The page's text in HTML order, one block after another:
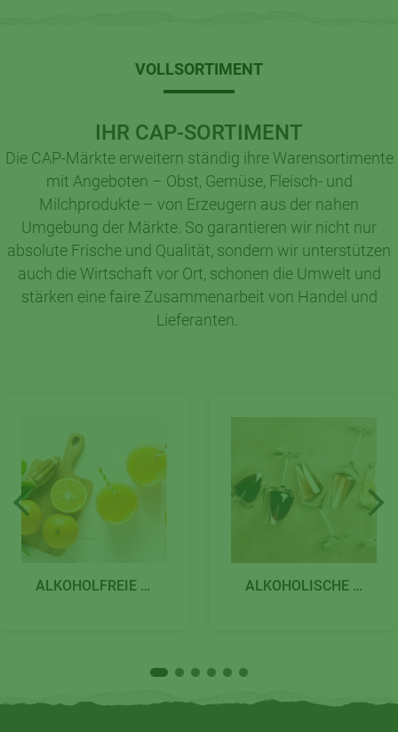
VOLLSORTIMENT
IHR CAP-SORTIMENT
Die CAP-Märkte erweitern ständig ihre Warensortimente
mit Angeboten – Obst, Gemüse, Fleisch- und
Milchprodukte – von Erzeugern aus der nahen
Umgebung der Märkte. So garantieren wir nicht nur
absolute Frische und Qualität, sondern wir unterstützen
auch die Wirtschaft vor Ort, schonen die Umwelt und
stärken eine faire Zusammenarbeit von Handel und
Lieferanten.
ALKOHOLFREIE GETRÄNKE ALKOHOLISCHE GETRÄNKE